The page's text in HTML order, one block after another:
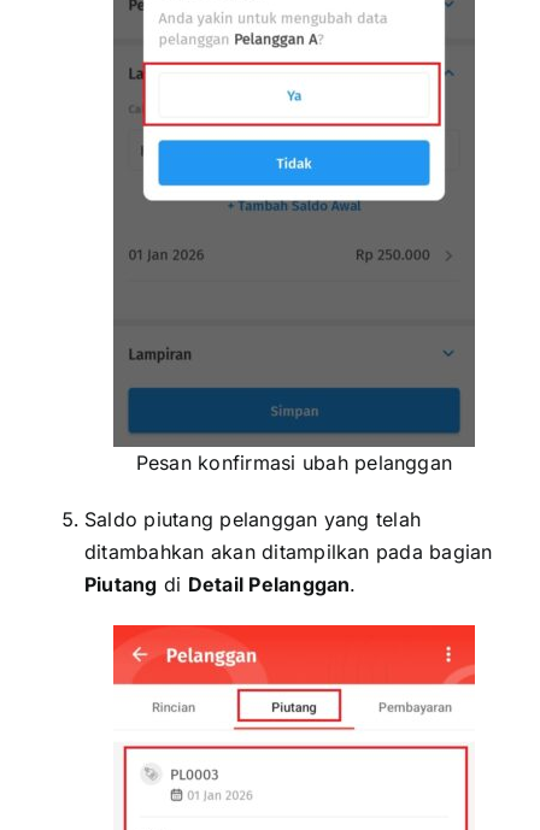
Pesan konfirmasi ubah pelanggan
Saldo piutang pelanggan yang telah
ditambahkan akan ditampilkan pada bagian
Piutang di Detail Pelanggan.